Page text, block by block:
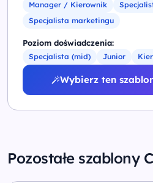
Manager / Kierownik
Specjalista marketingu
Poziom doświadczenia:
Specjalista (mid) Junior
Wybierz ten
Pozostałe szablony